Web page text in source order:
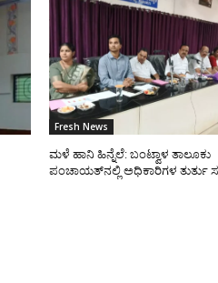
Fresh News
ಮಳೆ ಹಾನಿ ಹಿನ್ನೆಲೆ: ಬಂಟ್ವಾಳ ತಾಲೂಕು
ಪಂಚಾಯತ್‌ನಲ್ಲಿ ಅಧಿಕಾರಿಗಳ ತುರ್ತು